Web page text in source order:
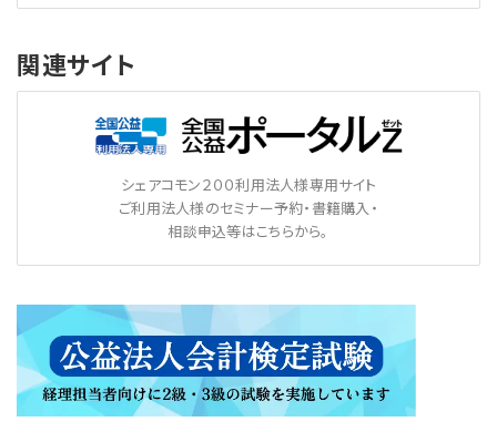
関連サイト
シェアコモン２００利用法人様専用サイト
ご利用法人様のセミナー予約・書籍購入・
相談申込等はこちらから。